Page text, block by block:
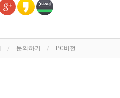
문의하기 PC버전